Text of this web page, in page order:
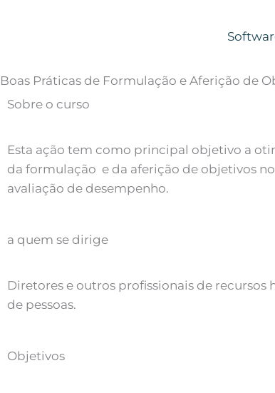
Boas Práticas de Formulação e Aferição de
Sobre o curso
Esta ação tem como principal objetivo a
da formulação e da aferição de objetivos
avaliação de desempenho.
a quem se dirige
Diretores e outros profissionais de recursos
de pessoas.
Objetivos